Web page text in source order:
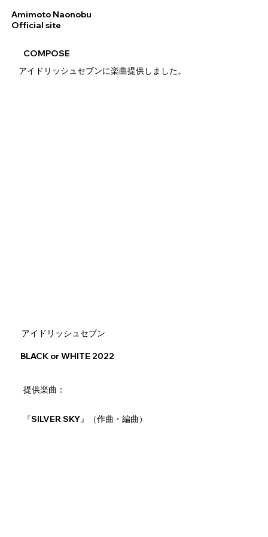
Amimoto Naonobu
Official site
アイドリッシュセブンに楽曲提供しました。
COMPOSE
アイドリッシュセブン
BLACK or WHITE 2022
​提供楽曲：
『SILVER SKY』（作曲・編曲）